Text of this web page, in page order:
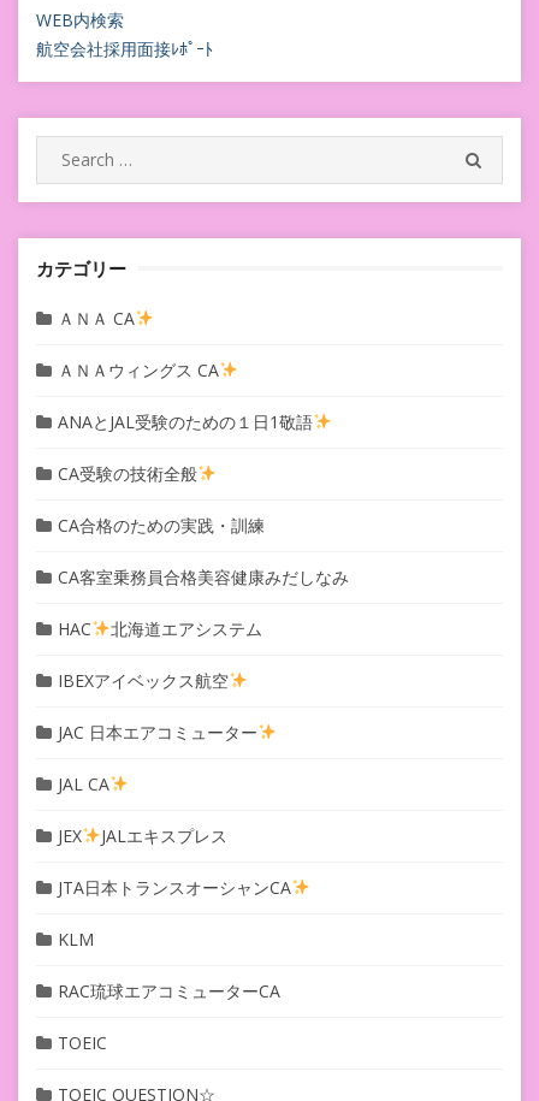
ビ
ゲ
ー
シ
ョ
ン
WEB内検索
航空会社採用面接ﾚﾎﾟｰﾄ
Search
for:
カテゴリー
ＡＮＡ CA
ＡＮＡウィングス CA
ANAとJAL受験のための１日1敬語
CA受験の技術全般
CA合格のための実践・訓練
CA客室乗務員合格美容健康みだしなみ
HAC 北海道エアシステム
IBEXアイベックス航空
JAC 日本エアコミューター
JAL CA
JEX JALエキスプレス
JTA日本トランスオーシャンCA
KLM
RAC琉球エアコミューターCA
TOEIC
TOEIC QUESTION☆